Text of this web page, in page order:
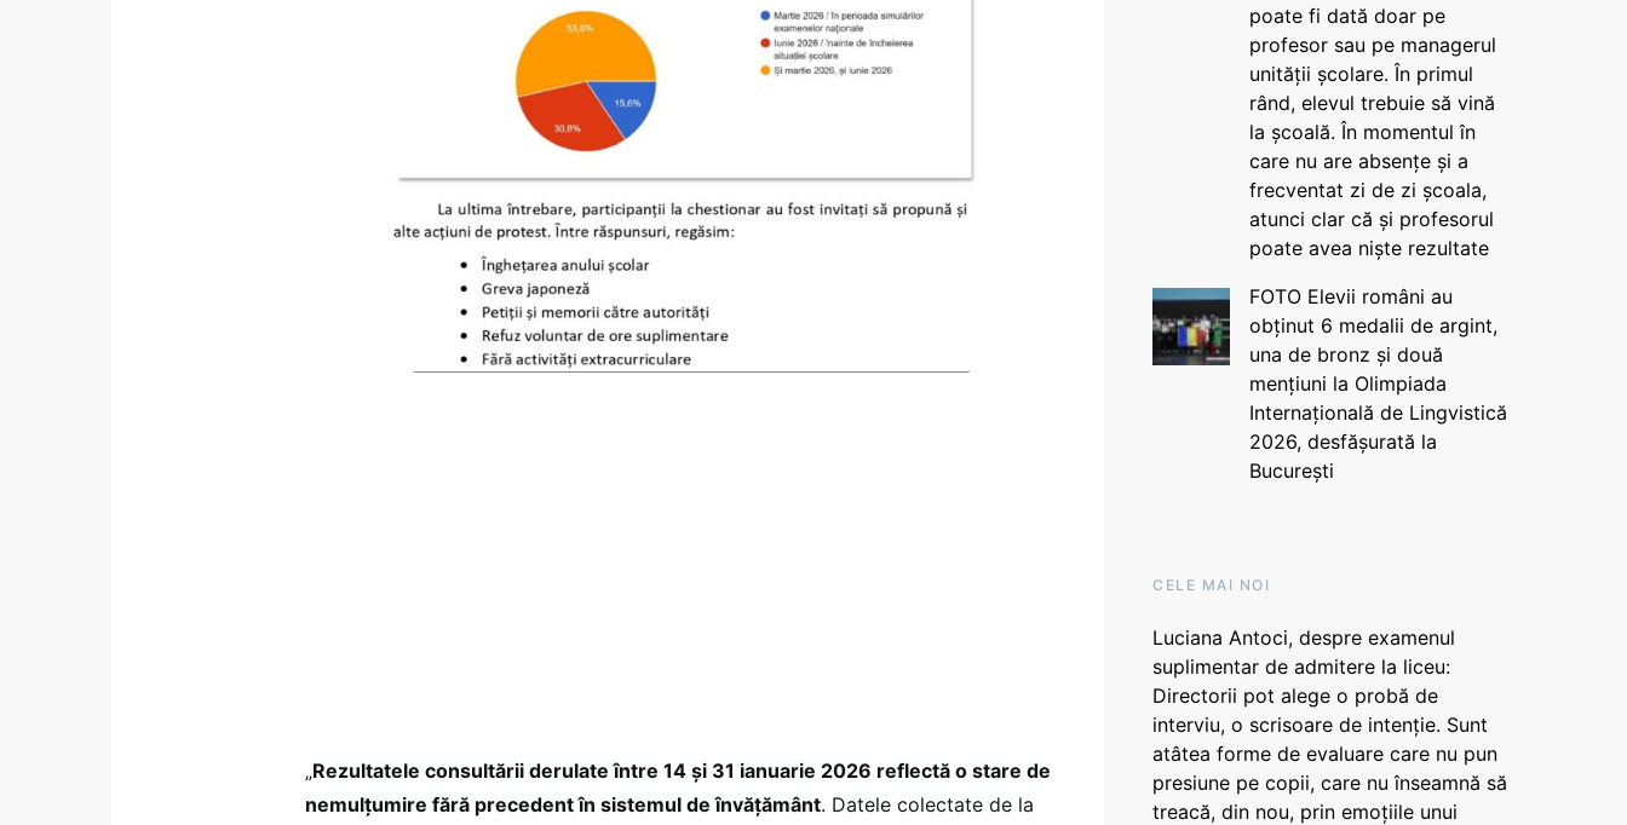
„Rezultatele consultării derulate între 14 și 31 ianuarie 2026 reflectă o stare de
nemulțumire fără precedent în sistemul de învățământ. Datele colectate de la
poate fi dată doar pe
profesor sau pe managerul
unității școlare. În primul
rând, elevul trebuie să vină
la școală. În momentul în
care nu are absențe și a
frecventat zi de zi școala,
atunci clar că și profesorul
poate avea niște rezultate
FOTO Elevii români au
obținut 6 medalii de argint,
una de bronz și două
mențiuni la Olimpiada
Internațională de Lingvistică
2026, desfășurată la
București
CELE MAI NOI
Luciana Antoci, despre examenul
suplimentar de admitere la liceu:
Directorii pot alege o probă de
interviu, o scrisoare de intenție. Sunt
atâtea forme de evaluare care nu pun
presiune pe copii, care nu înseamnă să
treacă, din nou, prin emoțiile unui